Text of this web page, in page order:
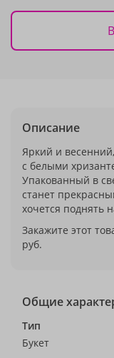
Описание
Яркий и
с белыми
Упакованный в
станет
хочется поднять
Закажите этот
руб.
Общие
Тип
Букет